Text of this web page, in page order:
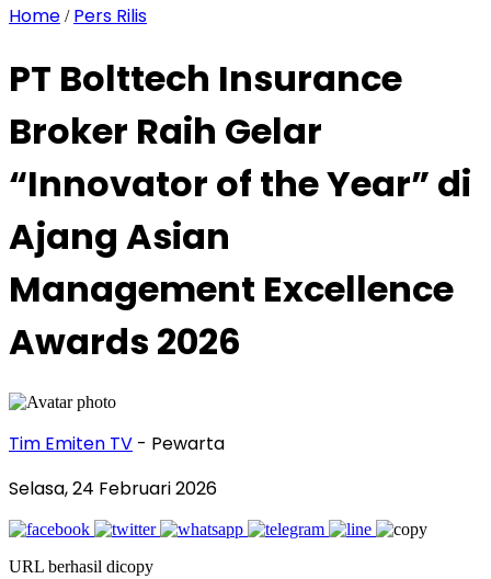
Home / Pers Rilis
PT Bolttech Insurance
Broker Raih Gelar
“Innovator of the Year” di
Ajang Asian
Management Excellence
Awards 2026
Tim Emiten TV - Pewarta
Selasa, 24 Februari 2026
URL berhasil dicopy